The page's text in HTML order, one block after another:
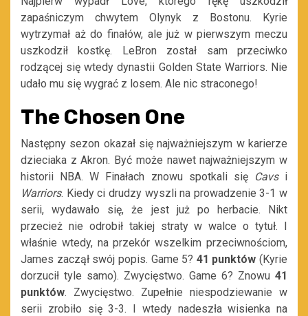
zapaśniczym chwytem Olynyk z Bostonu. Kyrie
wytrzymał aż do finałów, ale już w pierwszym meczu
uszkodził kostkę. LeBron został sam przeciwko
rodzącej się wtedy dynastii Golden State Warriors. Nie
udało mu się wygrać z losem. Ale nic straconego!
The Chosen One
Następny sezon okazał się najważniejszym w karierze
dzieciaka z Akron. Być może nawet najważniejszym w
historii NBA. W Finałach znowu spotkali się Cavsi
Warriors. Kiedy ci drudzy wyszli na prowadzenie 3-1 w
serii, wydawało się, że jest już po herbacie. Nikt
przecież nie odrobił takiej straty w walce o tytuł. I
właśnie wtedy, na przekór wszelkim przeciwnościom,
James zaczął swój popis. Game 5? 41 punktów (Kyrie
dorzucił tyle samo). Zwycięstwo. Game 6? Znowu 41
punktów. Zwycięstwo. Zupełnie niespodziewanie w
serii zrobiło się 3-3. I wtedy nadeszła wisienka na